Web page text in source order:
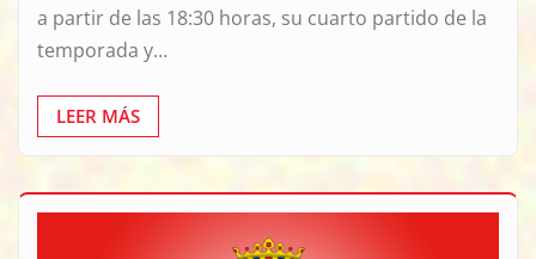
a partir de las 18:30 horas, su cuarto partido de la
temporada y…
LEER MÁS